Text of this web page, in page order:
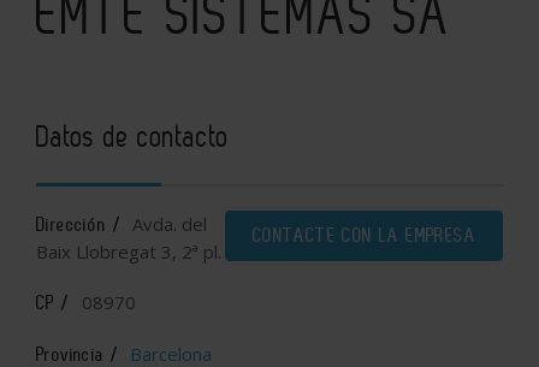
EMTE SISTEMAS SA
Datos de contacto
CONTACTE CON LA EMPRESA
Dirección / Avda. del
Baix Llobregat 3, 2ª pl.
CP / 08970
Provincia / Barcelona